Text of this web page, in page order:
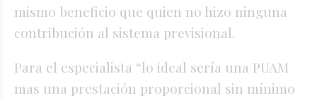
mismo beneficio que quien no hizo ninguna
contribución al sistema previsional.
Para el especialista “lo ideal sería una PUAM
mas una prestación proporcional sin mínimo